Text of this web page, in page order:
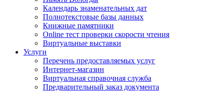
Календарь знаменательных дат
Полнотекстовые базы данных
Книжные памятники
Online тест проверки скорости чтения
Виртуальные выставки
Услуги
Перечень предоставляемых услуг
Интернет-магазин
Виртуальная справочная служба
Предварительный заказ документа